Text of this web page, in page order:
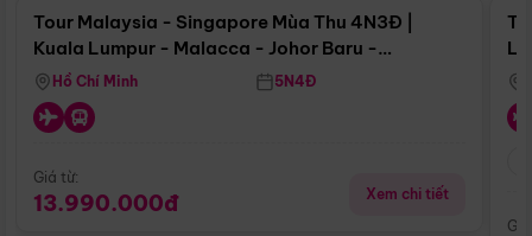
Tour Malaysia - Singapore Mùa Thu 4N3Đ |
Kuala Lumpur - Malacca - Johor Baru -
Singapore
Hồ Chí Minh 5N4Đ
Giá từ:
13.990.000đ Xem chi tiết